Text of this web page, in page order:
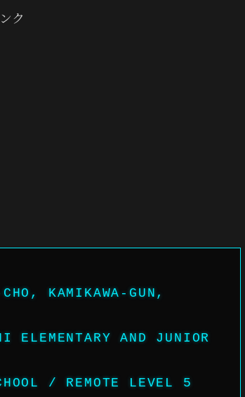
ク
KAMIKAWA-GUN,
ELEMENTARY AND JUNIOR
/ REMOTE LEVEL 5